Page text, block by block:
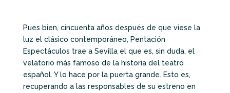
Pues bien, cincuenta años después de que viese la
luz el clásico contemporáneo, Pentación
Espectáculos trae a Sevilla el que es, sin duda, el
velatorio más famoso de la historia del teatro
español. Y lo hace por la puerta grande. Esto es,
recuperando a las responsables de su estreno en